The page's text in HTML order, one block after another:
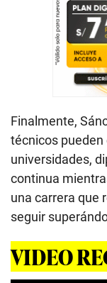
Finalmente,
técnicos
universidades,
continua
una carrera que
seguir
VIDEO